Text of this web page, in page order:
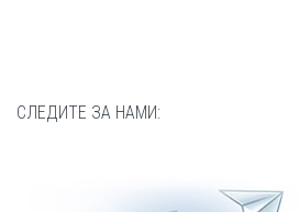
СЛЕДИТЕ ЗА НАМИ: